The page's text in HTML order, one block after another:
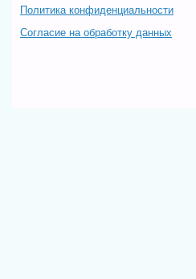
Политика конфиденциальности
Согласие на обработку данных